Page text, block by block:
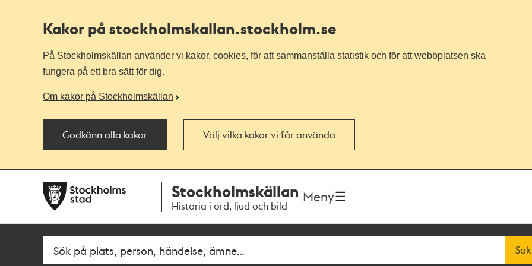
Kakor på stockholmskallan.stockholm.se
På Stockholmskällan använder vi kakor, cookies, för att sammanställa statistik och för att webbplatsen ska
fungera på ett bra sätt för dig.
Om kakor på Stockholmskällan
Godkänn alla kakor Välj vilka kakor vi får använda
navigationen
huvudinnehållet
Stockholmskällan
Historia i ord, ljud och bild
Meny
Fritextsök Sök